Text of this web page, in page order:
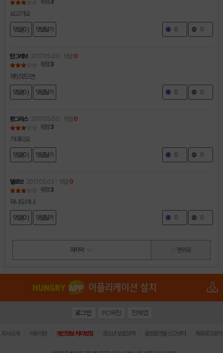
평점 3
보고가요
댓글(0 ) 댓글달기 0 0
탄그레브 2017.05.03 댓글 0
평점 3
재밋었으면
댓글(0 ) 댓글달기 0 0
판그라스 2017.05.03 댓글 0
평점 3
기대되요
댓글(0 ) 댓글달기 0 0
델로브 2017.05.03 댓글 0
평점 3
뭐나오려나
댓글(0 ) 댓글달기 0 0
마지막 맨 위로
로그인 PC버전 전체앱
회사소개 이용약관 개인정보 처리방침 청소년 보호정책 불법촬영물 신고센터 제휴광고문의